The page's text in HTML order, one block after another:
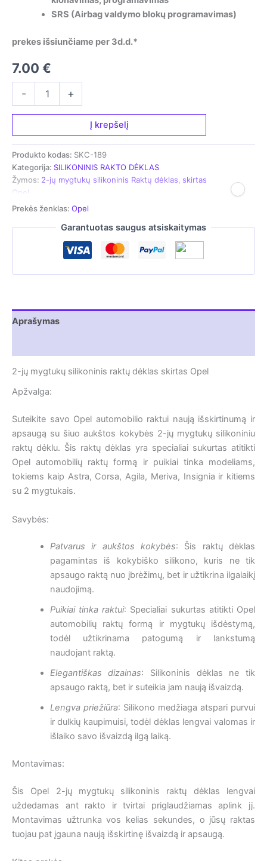
SRS (Airbag valdymo blokų programavimas)
prekes išsiunčiame per 3d.d.*
7.00 €
-
mygtukų
silikoninis
Raktų
dėklas,
skirtas
Opel
+
Į krepšelį
Produkto kodas: SKC-189
Kategorija: SILIKONINIS RAKTO DĖKLAS
Žymos: 2-jų mygtukų silikoninis Raktų dėklas, skirtas
Opel
Prekės ženklas: Opel
Garantuotas saugus atsiskaitymas
Aprašymas
2-jų mygtukų silikoninis raktų dėklas skirtas Opel
Apžvalga:
Suteikite savo Opel automobilio raktui naują išskirtinumą ir
apsaugą su šiuo aukštos kokybės 2-jų mygtukų silikoniniu
raktų dėklu. Šis raktų dėklas yra specialiai sukurtas atitikti
Opel automobilių raktų formą ir puikiai tinka modeliams,
tokiems kaip Astra, Corsa, Agila, Meriva, Insignia ir kitiems
su 2 mygtukais.
Savybės:
Patvarus ir aukštos kokybės: Šis raktų dėklas
pagamintas iš kokybiško silikono, kuris ne tik
apsaugo raktą nuo įbrėžimų, bet ir užtikrina ilgalaikį
naudojimą.
Puikiai tinka raktui: Specialiai sukurtas atitikti Opel
automobilių raktų formą ir mygtukų išdėstymą,
todėl užtikrinama patogumą ir lankstumą
naudojant raktą.
Elegantiškas dizainas: Silikoninis dėklas ne tik
apsaugo raktą, bet ir suteikia jam naują išvaizdą.
Lengva priežiūra: Silikono medžiaga atspari purvui
ir dulkių kaupimuisi, todėl dėklas lengvai valomas ir
išlaiko savo išvaizdą ilgą laiką.
Montavimas:
Šis Opel 2-jų mygtukų silikoninis raktų dėklas lengvai
uždedamas ant rakto ir tvirtai priglaudžiamas aplink jį.
Montavimas užtrunka vos kelias sekundes, o jūsų raktas
tuojau pat įgauna naują išskirtinę išvaizdą ir apsaugą.